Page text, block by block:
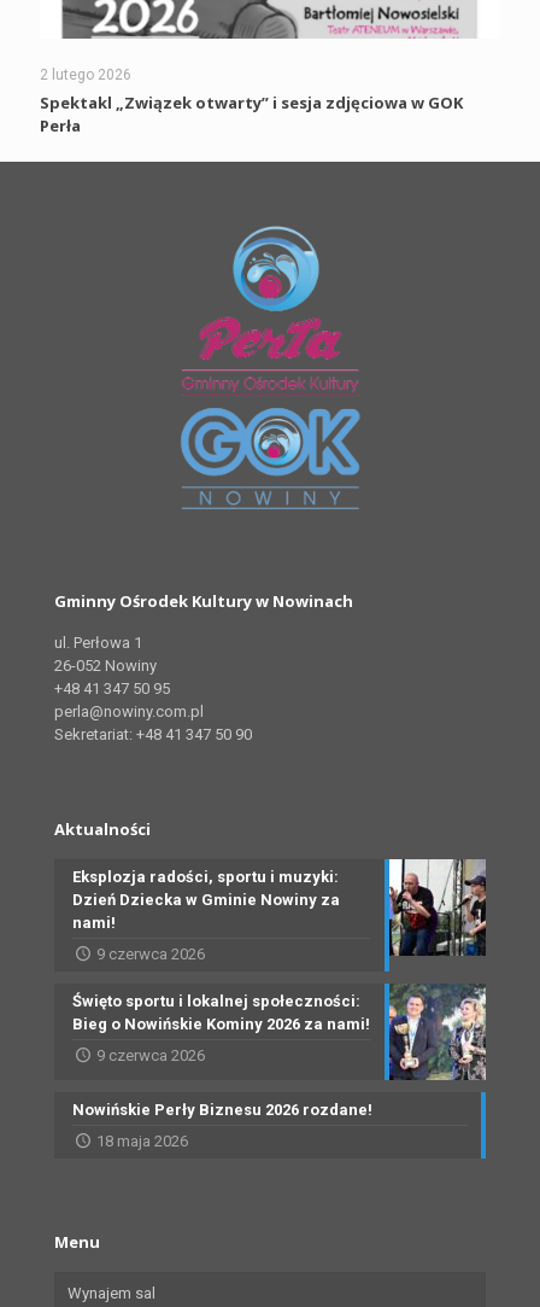
2 lutego 2026
Spektakl „Związek otwarty” i sesja zdjęciowa w GOK
Perła
Gminny Ośrodek Kultury w Nowinach
ul. Perłowa 1
26-052 Nowiny
+48 41 347 50 95
perla@nowiny.com.pl
Sekretariat: +48 41 347 50 90
Aktualności
Eksplozja radości, sportu i muzyki:
Dzień Dziecka w Gminie Nowiny za
nami!
9 czerwca 2026
Święto sportu i lokalnej społeczności:
Bieg o Nowińskie Kominy 2026 za nami!
9 czerwca 2026
Nowińskie Perły Biznesu 2026 rozdane!
18 maja 2026
Menu
Wynajem sal